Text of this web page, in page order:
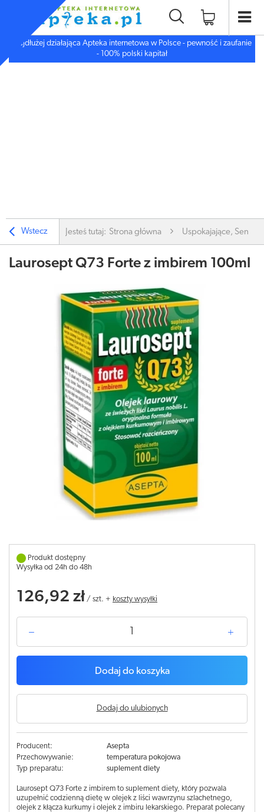
Najdłużej działająca Apteka internetowa w Polsce - pewność i zaufanie
- 100% polski kapitał
Wstecz Jesteś tutaj: Strona główna Uspokajające, Sen,
Laurosept Q73 Forte z imbirem 100ml
Produkt dostępny
Wysyłka od 24h do 48h
126,92 zł / szt. + koszty wysyłki
Dodaj do koszyka
Dodaj do ulubionych
Producent:
Asepta
Przechowywanie:
temperatura pokojowa
Typ preparatu:
suplement diety
Laurosept Q73 Forte z imbirem to suplement diety, który pozwala
uzupełnić codzienną dietę w olejek z liści wawrzynu szlachetnego,
olejek z kłącza kurkumy i olejek z imbiru lekarskiego. Preparat polecany